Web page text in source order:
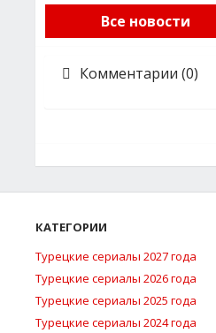
Все новости
Комментарии (0)
КАТЕГОРИИ
Турецкие сериалы 2027 года
Турецкие сериалы 2026 года
Турецкие сериалы 2025 года
Турецкие сериалы 2024 года